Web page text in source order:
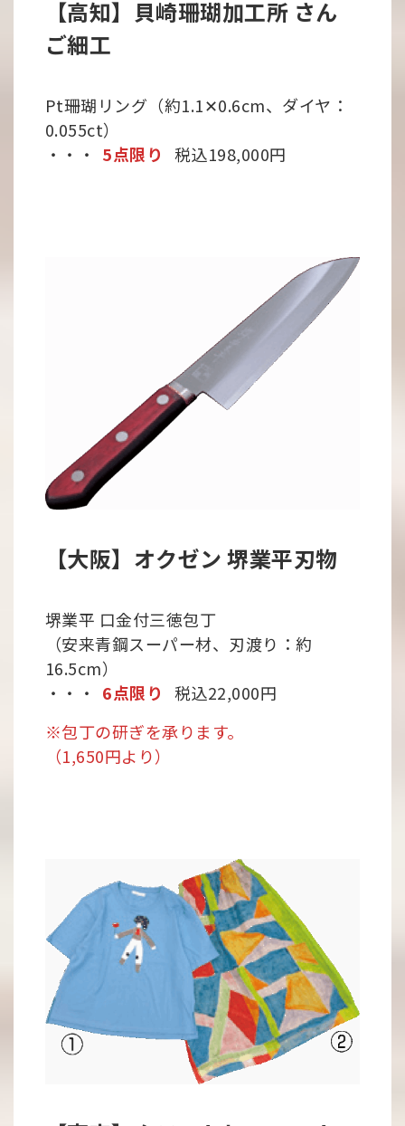
【高知】貝崎珊瑚加工所 さん
ご細工
Pt珊瑚リング（約1.1✕0.6cm、ダイヤ：
0.055ct）
・・・
5点限り 税込198,000円
【大阪】オクゼン 堺業平刃物
堺業平 口金付三徳包丁
（安来青鋼スーパー材、刃渡り：約
16.5cm）
・・・
6点限り
税込22,000円
※包丁の研ぎを承ります。
（1,650円より）